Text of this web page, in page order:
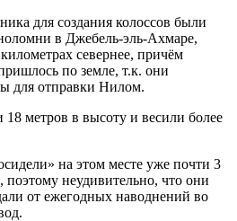
для создания колоссов были
в Джебель-эль-Ахмаре,
севернее, причём
по земле, т.к. они
для отправки Нилом.
18 метров в высоту и весили более
на этом месте уже почти 3
поэтому неудивительно, что они
от ежегодных наводнений во